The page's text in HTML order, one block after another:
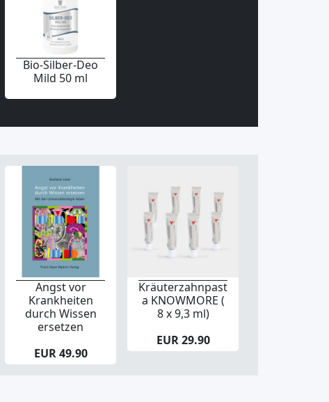
Bio-Silber-Deo
Mild 50 ml
Angst vor
Krankheiten
durch Wissen
ersetzen
EUR 49.90
Kräuterzahnpast
a KNOWMORE (
8 x 9,3 ml)
EUR 29.90